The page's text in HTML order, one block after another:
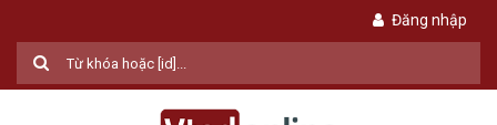
Đăng nhập